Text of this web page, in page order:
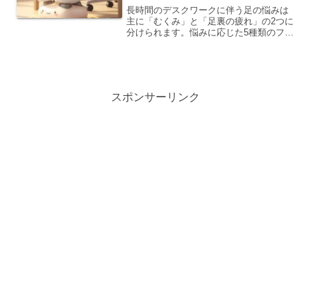
5選
長時間のデスクワークに伴う足の悩みは
主に「むくみ」と「足裏の疲れ」の2つに
分けられます。悩みに応じた5種類のフッ
スポンサーリンク